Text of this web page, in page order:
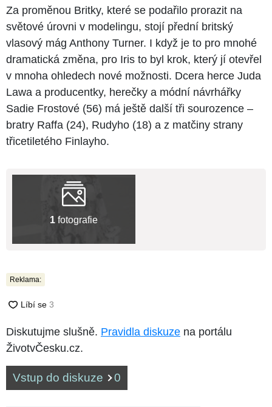
Za proměnou Britky, které se podařilo prorazit na
světové úrovni v modelingu, stojí přední britský
vlasový mág Anthony Turner. I když je to pro mnohé
dramatická změna, pro Iris to byl krok, který jí otevřel
v mnoha ohledech nové možnosti. Dcera herce Juda
Lawa a producentky, herečky a módní návrhářky
Sadie Frostové (56) má ještě další tři sourozence –
bratry Raffa (24), Rudyho (18) a z matčiny strany
třicetiletého Finlayho.
1 fotografie
Reklama:
Diskutujme slušně. Pravidla diskuze na portálu
ŽivotvČesku.cz.
Vstup do diskuze 0